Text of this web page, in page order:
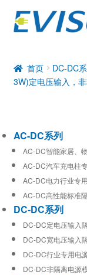
DC-DC系列
工业通信模块
首页 DC-DC
3W)定电压输入，
AC-DC系列
AC-DC智能家居、
AC-DC汽车充电柱
AC-DC电力行业专
AC-DC高性能标准
DC-DC系列
DC-DC定电压输入
DC-DC宽电压输入
DC-DC行业专用电
DC-DC非隔离电源